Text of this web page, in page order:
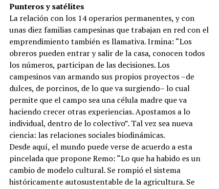
Punteros y satélites
La relación con los 14 operarios permanentes, y con
unas diez familias campesinas que trabajan en red con el
emprendimiento también es llamativa. Irmina: “Los
obreros pueden entrar y salir de la casa, conocen todos
los números, participan de las decisiones. Los
campesinos van armando sus propios proyectos –de
dulces, de porcinos, de lo que va surgiendo– lo cual
permite que el campo sea una célula madre que va
haciendo crecer otras experiencias. Apostamos a lo
individual, dentro de lo colectivo”. Tal vez sea nueva
ciencia: las relaciones sociales biodinámicas.
Desde aquí, el mundo puede verse de acuerdo a esta
pincelada que propone Remo: “Lo que ha habido es un
cambio de modelo cultural. Se rompió el sistema
históricamente autosustentable de la agricultura. Se